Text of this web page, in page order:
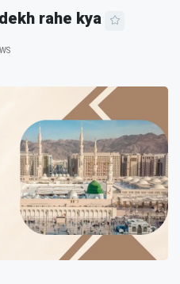
rahe kya